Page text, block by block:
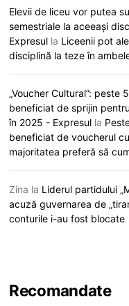
Declarație oficială: Poliția
garanția stabilității și
legii, spune Sandu
19 decembrie 2025
Elevii de liceu vor putea
semestriale la aceeași
Expresul la Liceenii pot
disciplină la teze în
„Voucher Cultural”: peste
beneficiat de sprijin
în 2025 - Expresul la
beneficiat de voucherul
majoritatea preferă să
Zina la Liderul partidului
acuză guvernarea de
conturile i-au fost blocate
Recomandate